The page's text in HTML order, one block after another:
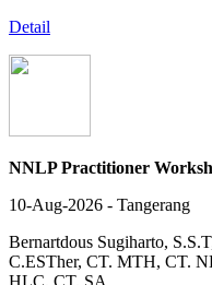
Detail
NNLP Practitioner
10-Aug-2026 - Tangerang
Bernartdous Sugiharto,
C.ESTher, CT. MTH, CT.
HLC, CT. SA